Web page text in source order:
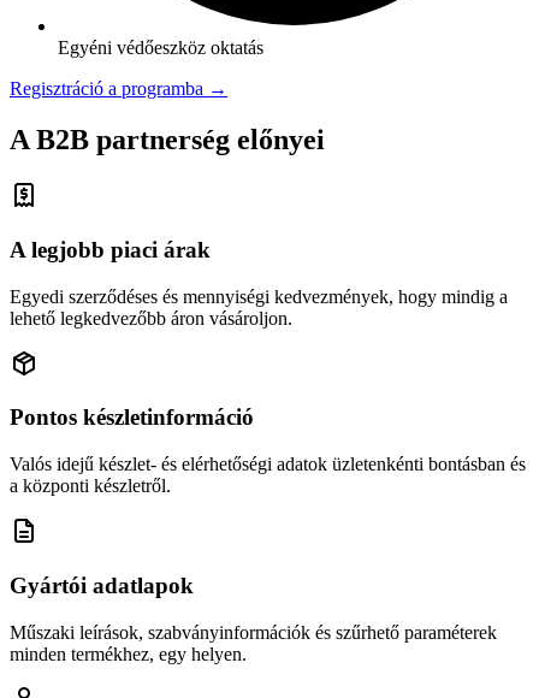
Egyéni védőeszköz oktatás
Regisztráció a programba →
A B2B partnerség előnyei
A legjobb piaci árak
Egyedi szerződéses és mennyiségi kedvezmények, hogy mindig a
lehető legkedvezőbb áron vásároljon.
Pontos készletinformáció
Valós idejű készlet- és elérhetőségi adatok üzletenkénti bontásban és
a központi készletről.
Gyártói adatlapok
Műszaki leírások, szabványinformációk és szűrhető paraméterek
minden termékhez, egy helyen.